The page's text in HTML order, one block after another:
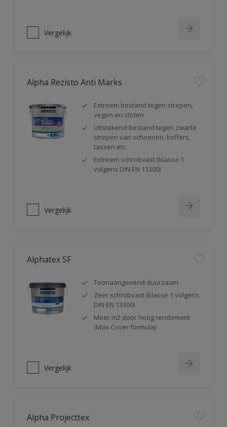
Vergelijk
Alpha Rezisto Anti Marks
Extreem bestand tegen strepen,
vegen en stoten
Uitstekend bestand tegen zwarte
strepen van schoenen, koffers,
tassen etc.
Extreem schrobvast (klasse 1
volgens DIN EN 13300)
Vergelijk
Alphatex SF
Toonaangevend duurzaam
Zeer schrobvast (klasse 1 volgens
DIN EN 13300)
Meer m2 door hoog rendement
(Max Cover formula)
Vergelijk
Alpha Projecttex